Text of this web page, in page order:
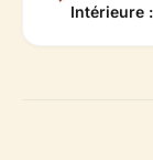
Intérieure :